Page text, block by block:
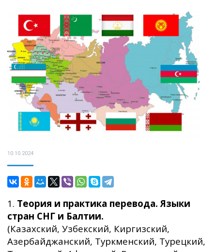
10.10.2024
1. Теория и практика перевода. Языки
стран СНГ и Балтии.
(Казахский, Узбекский, Киргизский,
Азербайджанский, Туркменский, Турецкий,